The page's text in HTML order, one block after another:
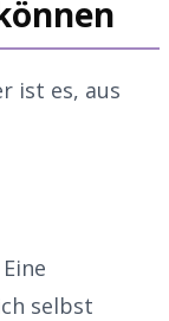
ist es, aus
Eine
selbst